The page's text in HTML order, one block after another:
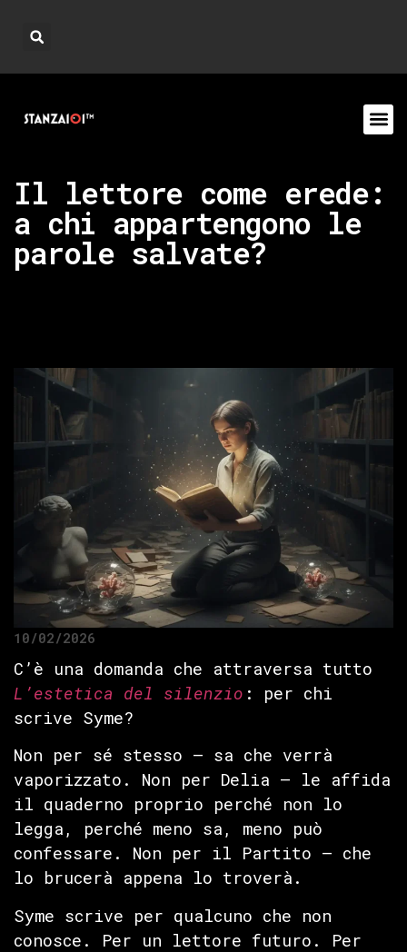
Il lettore come erede:
a chi appartengono le
parole salvate?
10/02/2026
C’è una domanda che attraversa tutto
L’estetica del silenzio : per chi
scrive Syme?
Non per sé stesso — sa che verrà
vaporizzato. Non per Delia — le affida
il quaderno proprio perché non lo
legga, perché meno sa, meno può
confessare. Non per il Partito — che
lo brucerà appena lo troverà.
Syme scrive per qualcuno che non
conosce. Per un lettore futuro. Per